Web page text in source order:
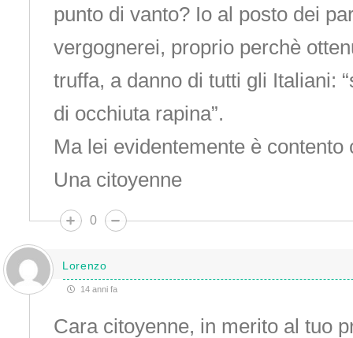
punto di vanto? Io al posto dei
vergognerei, proprio perchè
truffa, a danno di tutti gli Italiani:
di occhiuta rapina”.
Ma lei evidentemente è
Una citoyenne
0
Lorenzo
14 anni fa
Cara citoyenne, in merito al tuo